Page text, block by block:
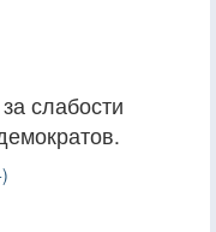
слабости